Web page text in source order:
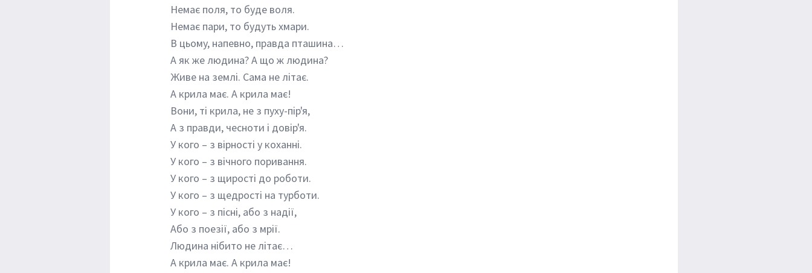
Немає поля, то буде воля.
Немає пари, то будуть хмари.
В цьому, напевно, правда пташина…
А як же людина? А що ж людина?
Живе на землі. Сама не літає.
А крила має. А крила має!
Вони, ті крила, не з пуху-пір'я,
А з правди, чесноти і довір'я.
У кого – з вірності у коханні.
У кого – з вічного поривання.
У кого – з щирості до роботи.
У кого – з щедрості на турботи.
У кого – з пісні, або з надії,
Або з поезії, або з мрії.
Людина нібито не літає…
А крила має. А крила має!